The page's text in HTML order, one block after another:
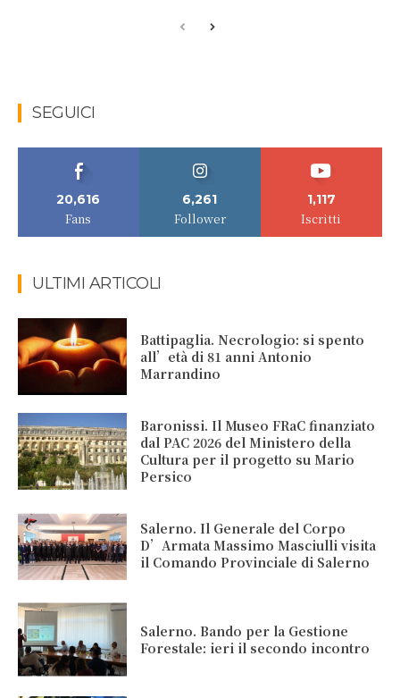
SEGUICI
20,616
Fans
6,261
Follower
1,117
Iscritti
ULTIMI ARTICOLI
Battipaglia. Necrologio: si spento
all’età di 81 anni Antonio
Marrandino
Baronissi. Il Museo FRaC finanziato
dal PAC 2026 del Ministero della
Cultura per il progetto su Mario
Persico
Salerno. Il Generale del Corpo
D’Armata Massimo Masciulli visita
il Comando Provinciale di Salerno
Salerno. Bando per la Gestione
Forestale: ieri il secondo incontro